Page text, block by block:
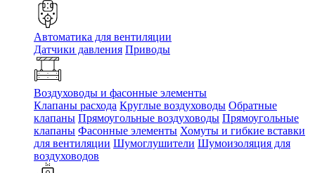
Автоматика для вентиляции
Датчики давления Приводы
Воздуховоды и фасонные элементы
Клапаны расхода Круглые воздуховоды Обратные
клапаны Прямоугольные воздуховоды Прямоугольные
клапаны Фасонные элементы Хомуты и гибкие вставки
для вентиляции Шумоглушители Шумоизоляция для
воздуховодов